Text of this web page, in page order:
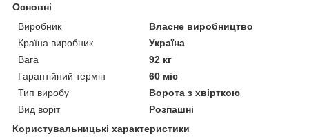
Основні
Виробник
Власне виробництво
Країна виробник
Україна
Вага
92 кг
Гарантійний термін
60 міс
Тип виробу
Ворота з хвірткою
Вид воріт
Розпашні
Користувальницькі характеристики